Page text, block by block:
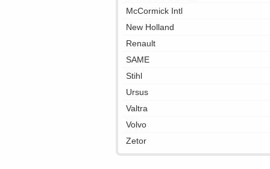
McCormick Intl
New Holland
Renault
SAME
Stihl
Ursus
Valtra
Volvo
Zetor